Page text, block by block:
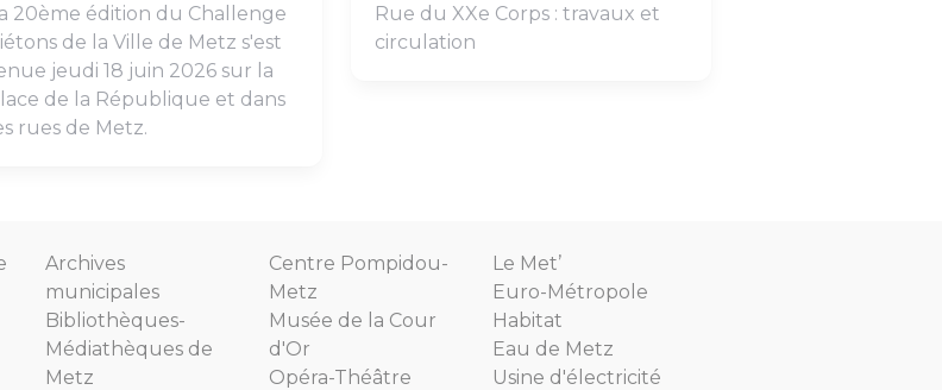
20ème édition du Challenge
de la Ville de Metz s'est
jeudi 18 juin 2026 sur la
de la République et dans
rues de Metz.
Rue du XXe Corps : travaux et
circulation
Archives
municipales
Bibliothèques-
Médiathèques de
Metz
Centre Pompidou-
Metz
Musée de la Cour
d'Or
Opéra-Théâtre
Le Met’
Euro-Métropole
Habitat
Eau de Metz
Usine d'électricité